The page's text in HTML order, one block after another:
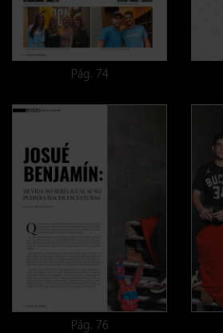
Pág. 74
Pág. 76